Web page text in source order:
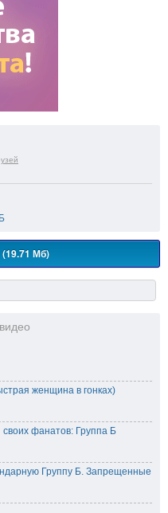
Мб)
женщина в гонках)
фанатов: Группа Б
Группу Б. Запрещенные